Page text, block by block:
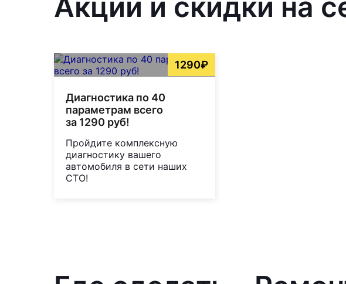
1290₽
Диагностика по 40
параметрам всего
за 1290 руб!
Пройдите комплексную
диагностику вашего
автомобиля в сети наших
СТО!